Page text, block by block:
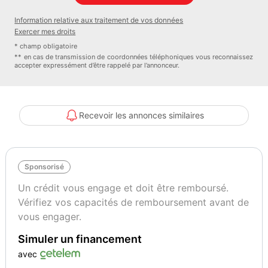
Information relative aux traitement de vos données
Exercer mes droits
* champ obligatoire
** en cas de transmission de coordonnées téléphoniques vous reconnaissez
accepter expressément d’être rappelé par l’annonceur.
Recevoir les annonces similaires
Sponsorisé
Un crédit vous engage et doit être remboursé.
Vérifiez vos capacités de remboursement avant de
vous engager.
Simuler un financement
avec